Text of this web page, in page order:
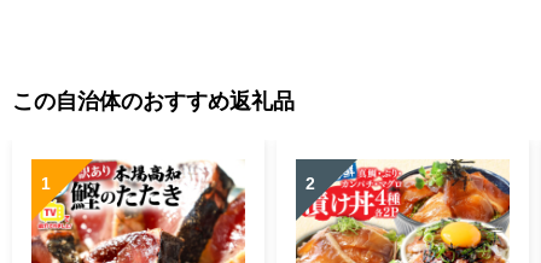
この自治体のおすすめ返礼品
1 2